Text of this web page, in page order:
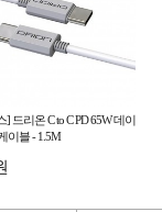
드리온 C to C PD 65W 데이
이블 - 1.5M